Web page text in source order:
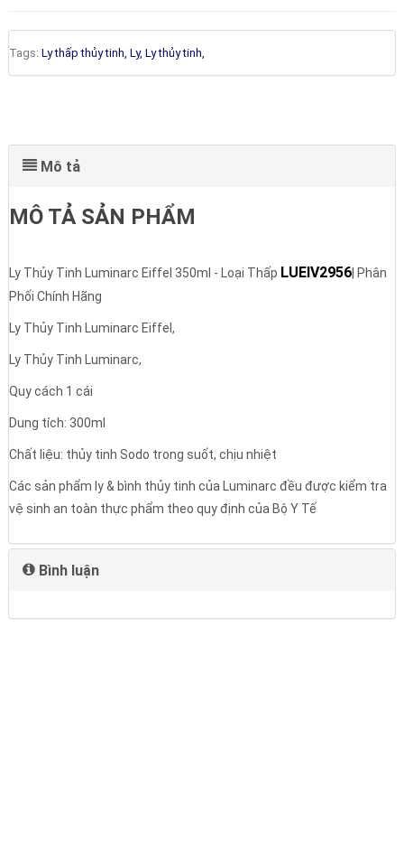
Tags: Ly thấp thủy tinh, Ly, Ly thủy tinh,
Mô tả
MÔ TẢ SẢN PHẨM
Ly Thủy Tinh Luminarc Eiffel 350ml - Loại Thấp LUEIV2956| Phân
Phối Chính Hãng
Ly Thủy Tinh Luminarc Eiffel,
Ly Thủy Tinh Luminarc,
Quy cách 1 cái
Dung tích: 300ml
Chất liệu: thủy tinh Sodo trong suốt, chịu nhiệt
Các sản phẩm ly & bình thủy tinh của Luminarc đều được kiểm tra
vệ sinh an toàn thực phẩm theo quy định của Bộ Y Tế
Bình luận